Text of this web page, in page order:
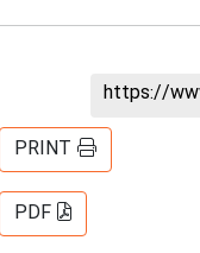
https://
PRINT
PDF